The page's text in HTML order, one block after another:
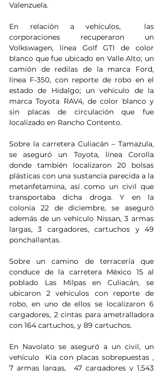
Valenzuela.
En relación a vehículos,  las
corporaciones recuperaron un
Volkswagen, línea Golf GTI de color
blanco que fue ubicado en Valle Alto; un
camión de redilas de la marca Ford,
línea F-350, con reporte de robo en el
estado de Hidalgo; un vehículo de la
marca Toyota RAV4, de color blanco y
sin placas de circulación que fue
localizado en Rancho Contento.
Sobre la carretera Culiacán – Tamazula,
se aseguró un Toyota, línea Corolla
donde también localizaron 20 bolsas
plásticas con una sustancia parecida a la
metanfetamina, así como un civil que
transportaba dicha droga. Y en la
colonia 22 de diciembre, se aseguró
además de un vehículo Nissan, 3 armas
largas, 3 cargadores, cartuchos y 49
ponchallantas.
Sobre un camino de terracería que
conduce de la carretera México 15 al
poblado Las Milpas en Culiacán, se
ubicaron 2 vehículos con reporte de
robo, en uno de ellos se localizaron 6
cargadores, 2 cintas para ametralladora
con 164 cartuchos, y 89 cartuchos.
En Navolato se aseguró a un civil, un
vehículo  Kia con placas sobrepuestas ,
7 armas largas,  47 cargadores y 1,543